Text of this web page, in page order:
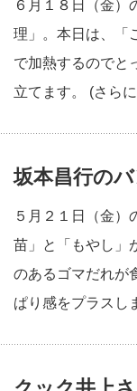
６月１８日（金）
理」。本日は、「
で加熱するのでと
立てます。 (さら
坂本昌行の
５月２１日（金）
苗」と「もやし」
のあるゴマだれが
ぱり感をプラスし